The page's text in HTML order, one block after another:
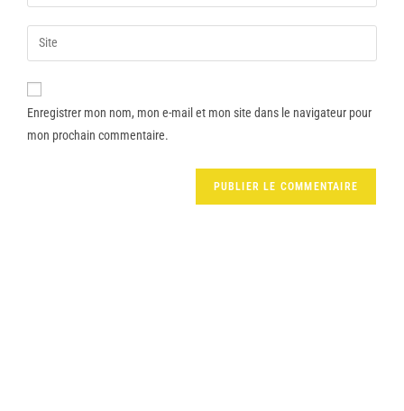
Enregistrer mon nom, mon e-mail et mon site dans le navigateur pour
mon prochain commentaire.